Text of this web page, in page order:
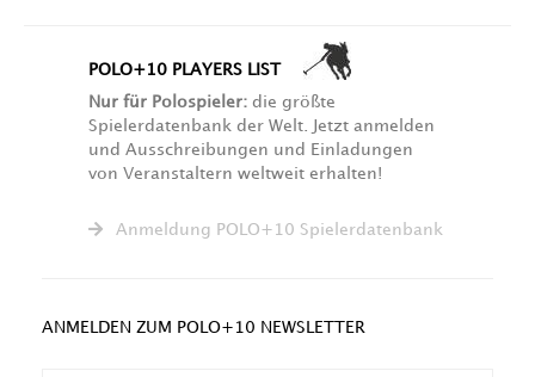
POLO+10 PLAYERS LIST
Nur für Polospieler: die größte
Spielerdatenbank der Welt. Jetzt anmelden
und Ausschreibungen und Einladungen
von Veranstaltern weltweit erhalten!
Anmeldung POLO+10 Spielerdatenbank
ANMELDEN ZUM POLO+10 NEWSLETTER